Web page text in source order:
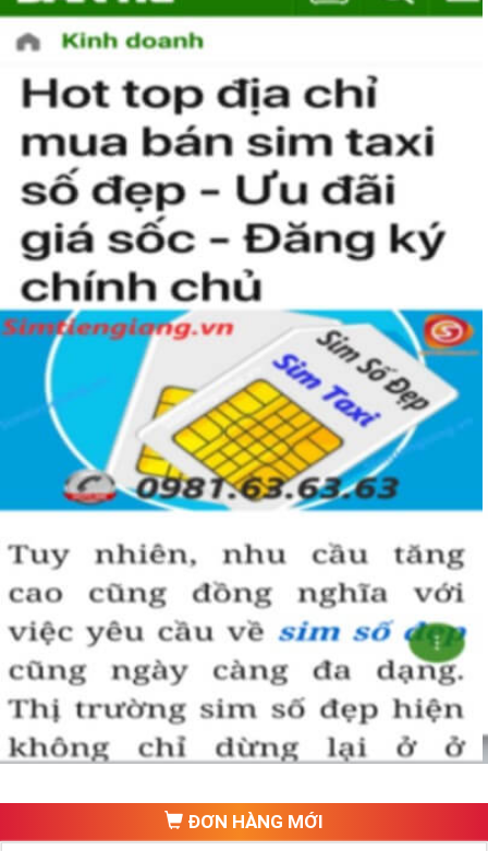
Việc này sẽ tốn không ít thời gian, nhưng nếu đã chấp nhận
bỏ ra một số tiền lớn thì việc cân nhắc lâu cũng là điều dễ
hiểu.
Tham khảo ngay:Danh Sách Sim Số Đẹp VIettel
Mua Sim Giảm Giá Có Phải Là
Sim Xấu?
Sim giảm giá Sim số đẹp giá rẻ
có thể là những sim siêu
vip nhưng đã lâu chưa tìm được người mua nên có
OFF để kích cầu mua sắm.
Trong mọi cuộc mua bán, người nhanh tay là người chiến
thắng. Sim số đẹp đôi khi cũng như vật giá leo thang ngày
hôm nay giá thấp nhưng ngày mai có thể tăng phi mã, số
tiền bạn dự định bỏ ra có thể nhanh chóng vượt khung trần.
Bạn cũng sẽ không có nhiều thời gian để do dự, bởi kho
sim giảm giá sẽ ngày càng cạn kiệt và đến khi đó dù sim số
xấu nhưng giá bán cao cũng là điều hết sức bình thường.
Đôi khi có một số khách hàng chuyên đi săn lùng những
loại sim giảm giá, sim số đẹp giá rẻ này về bán lại cho
những người không tìm được loại sim giảm giá này để có
Chính vì thế tại sao chúng ta lại không săn lùng sim giảm
giá sim số đẹp giá rẻ này để đầu tư sinh lãi thỏa sức niềm
đam mê sim số đẹp
Cách đây nhiều năm về trước khi dịch vụ mua bán trực tuyến
chưa phát triển, khách hàng muốn mua một sim số đẹp phải
trong một list.
ĐƠN HÀNG MỚI